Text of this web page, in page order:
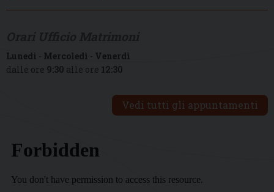
Lunedì - Mercoledì - Venerdì
dalle ore 9:30 alle ore 12:30
Vedi tutti gli appuntamenti